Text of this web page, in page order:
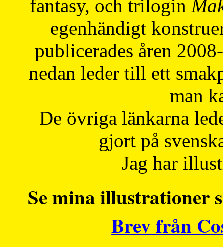
fantasy, och trilogin
egenhändigt
publicerades åren
nedan leder till ett
man
De övriga länkarna
gjort på
Jag har
Se mina illustrationer
Brev från